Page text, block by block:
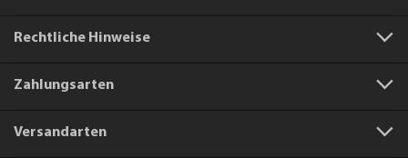
Rechtliche Hinweise
Zahlungsarten
Versandarten